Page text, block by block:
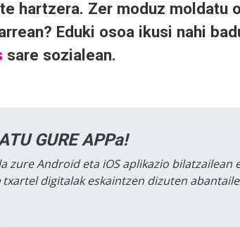
hartzera. Zer moduz moldatu
Eduki osoa ikusi nahi
sare sozialean.
GURE APPa!
zure Android eta iOS aplikazio bilatzailean
txartel digitalak eskaintzen dizuten